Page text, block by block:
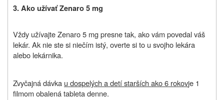
3. Ako užívať Zenaro 5 mg
Vždy užívajte Zenaro 5 mg presne tak, ako vám povedal váš
lekár. Ak nie ste si niečím istý, overte si to u svojho lekára
alebo lekárnika.
Zvyčajná dávka u dospelých a detí starších ako 6 rokovje 1
filmom obalená tableta denne.